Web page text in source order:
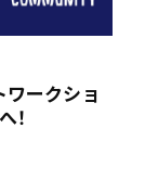
ークショ
！